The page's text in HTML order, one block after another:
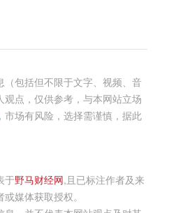
包括但不限于文字、视频、音
点，仅供参考，与本网站立场
，市场有风险，选择需谨慎，据此
于野马财经网,且已标注作者及来
媒体获取授权。